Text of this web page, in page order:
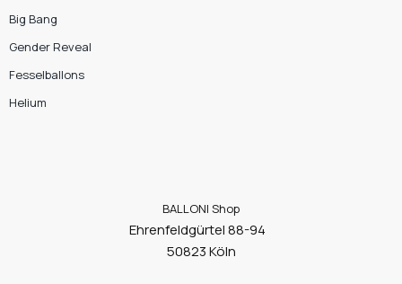
Big Bang
Gender Reveal
Fesselballons
Helium
BALLONI Shop
Ehrenfeldgürtel 88-94
50823 Köln